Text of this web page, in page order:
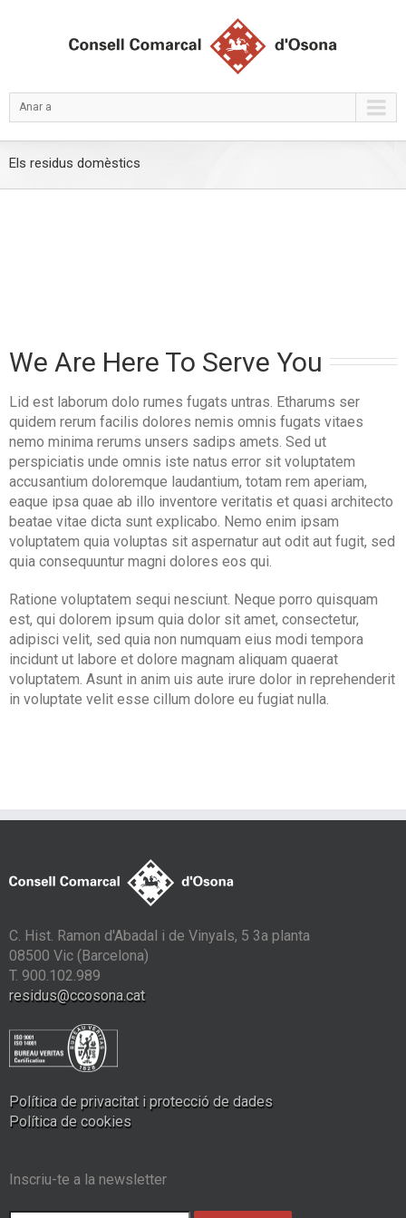
Anar a
Els residus domèstics
We Are Here To Serve You
Lid est laborum dolo rumes fugats untras. Etharums ser
quidem rerum facilis dolores nemis omnis fugats vitaes
nemo minima rerums unsers sadips amets. Sed ut
perspiciatis unde omnis iste natus error sit voluptatem
accusantium doloremque laudantium, totam rem aperiam,
eaque ipsa quae ab illo inventore veritatis et quasi architecto
beatae vitae dicta sunt explicabo. Nemo enim ipsam
voluptatem quia voluptas sit aspernatur aut odit aut fugit, sed
quia consequuntur magni dolores eos qui.
Ratione voluptatem sequi nesciunt. Neque porro quisquam
est, qui dolorem ipsum quia dolor sit amet, consectetur,
adipisci velit, sed quia non numquam eius modi tempora
incidunt ut labore et dolore magnam aliquam quaerat
voluptatem. Asunt in anim uis aute irure dolor in reprehenderit
in voluptate velit esse cillum dolore eu fugiat nulla.
C. Hist. Ramon d'Abadal i de Vinyals, 5 3a planta
08500 Vic (Barcelona)
T. 900.102.989
residus@ccosona.cat
Política de privacitat i protecció de dades
Política de cookies
Inscriu-te a la newsletter